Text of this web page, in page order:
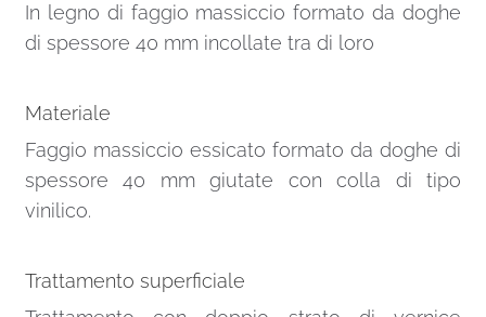
In legno di faggio massiccio formato da doghe
di spessore 40 mm incollate tra di loro
Materiale
Faggio massiccio essicato formato da doghe di
spessore 40 mm giutate con colla di tipo
vinilico.
Trattamento superficiale